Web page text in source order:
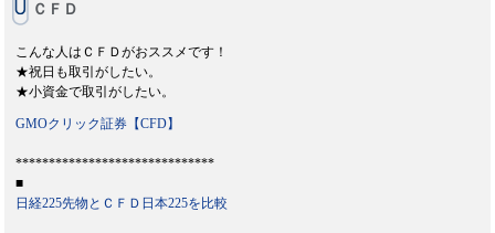
ＣＦＤ
こんな人はＣＦＤがおススメです！
★祝日も取引がしたい。
★小資金で取引がしたい。
GMOクリック証券【CFD】
******************************
■
日経225先物とＣＦＤ日本225を比較